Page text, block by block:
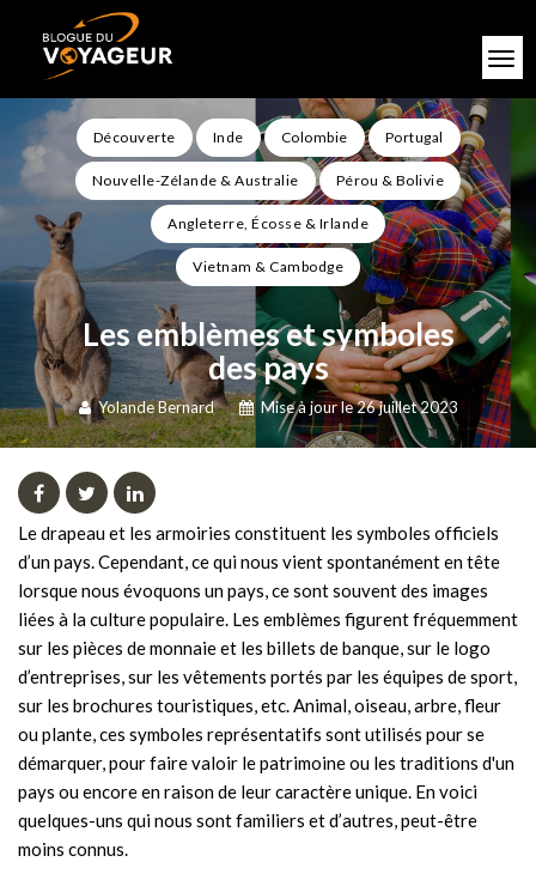
Découverte Inde Colombie Portugal
Nouvelle-Zélande & Australie Pérou & Bolivie
Angleterre, Écosse & Irlande
Vietnam & Cambodge
Les emblèmes et symboles
des pays
Yolande Bernard Mise à jour le 26 juillet 2023
Le drapeau et les armoiries constituent les symboles officiels
d’un pays. Cependant, ce qui nous vient spontanément en tête
lorsque nous évoquons un pays, ce sont souvent des images
liées à la culture populaire. Les emblèmes figurent fréquemment
sur les pièces de monnaie et les billets de banque, sur le logo
d’entreprises, sur les vêtements portés par les équipes de sport,
sur les brochures touristiques, etc. Animal, oiseau, arbre, fleur
ou plante, ces symboles représentatifs sont utilisés pour se
démarquer, pour faire valoir le patrimoine ou les traditions d'un
pays ou encore en raison de leur caractère unique. En voici
quelques-uns qui nous sont familiers et d’autres, peut-être
moins connus.